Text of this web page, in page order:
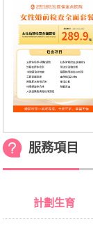
服務項目
計劃生育